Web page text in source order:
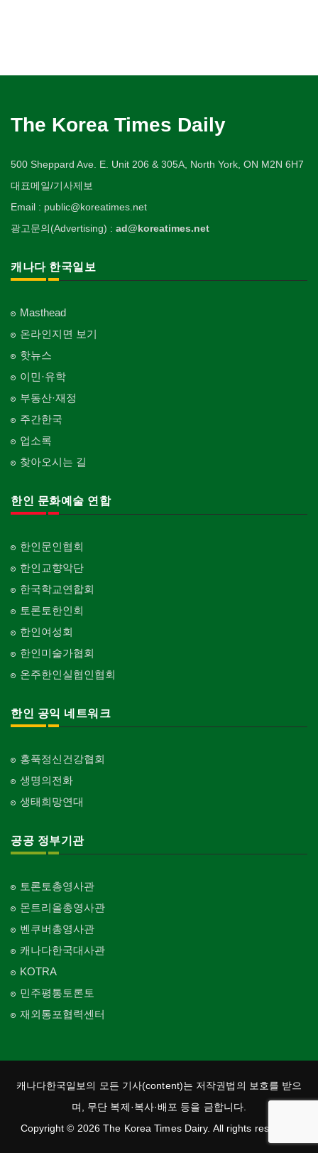
The Korea Times Daily
500 Sheppard Ave. E. Unit 206 & 305A, North York, ON M2N 6H7
대표메일/기사제보
Email : public@koreatimes.net
광고문의(Advertising) : ad@koreatimes.net
캐나다 한국일보
Masthead
온라인지면 보기
핫뉴스
이민·유학
부동산·재정
주간한국
업소록
찾아오시는 길
한인 문화예술 연합
한인문인협회
한인교향악단
한국학교연합회
토론토한인회
한인여성회
한인미술가협회
온주한인실협인협회
한인 공익 네트워크
홍푹정신건강협회
생명의전화
생태희망연대
공공 정부기관
토론토총영사관
몬트리올총영사관
벤쿠버총영사관
캐나다한국대사관
KOTRA
민주평통토론토
재외통포협력센터
캐나다한국일보의 모든 기사(content)는 저작권법의 보호를 받으
며, 무단 복제·복사·배포 등을 금합니다.
Copyright © 2026 The Korea Times Dairy. All rights reserved.